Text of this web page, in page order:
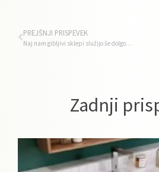
PREJŠNJI PRISPEVEK
Naj nam gibljivi sklepi služijo še dolgo v starost
Zadnji